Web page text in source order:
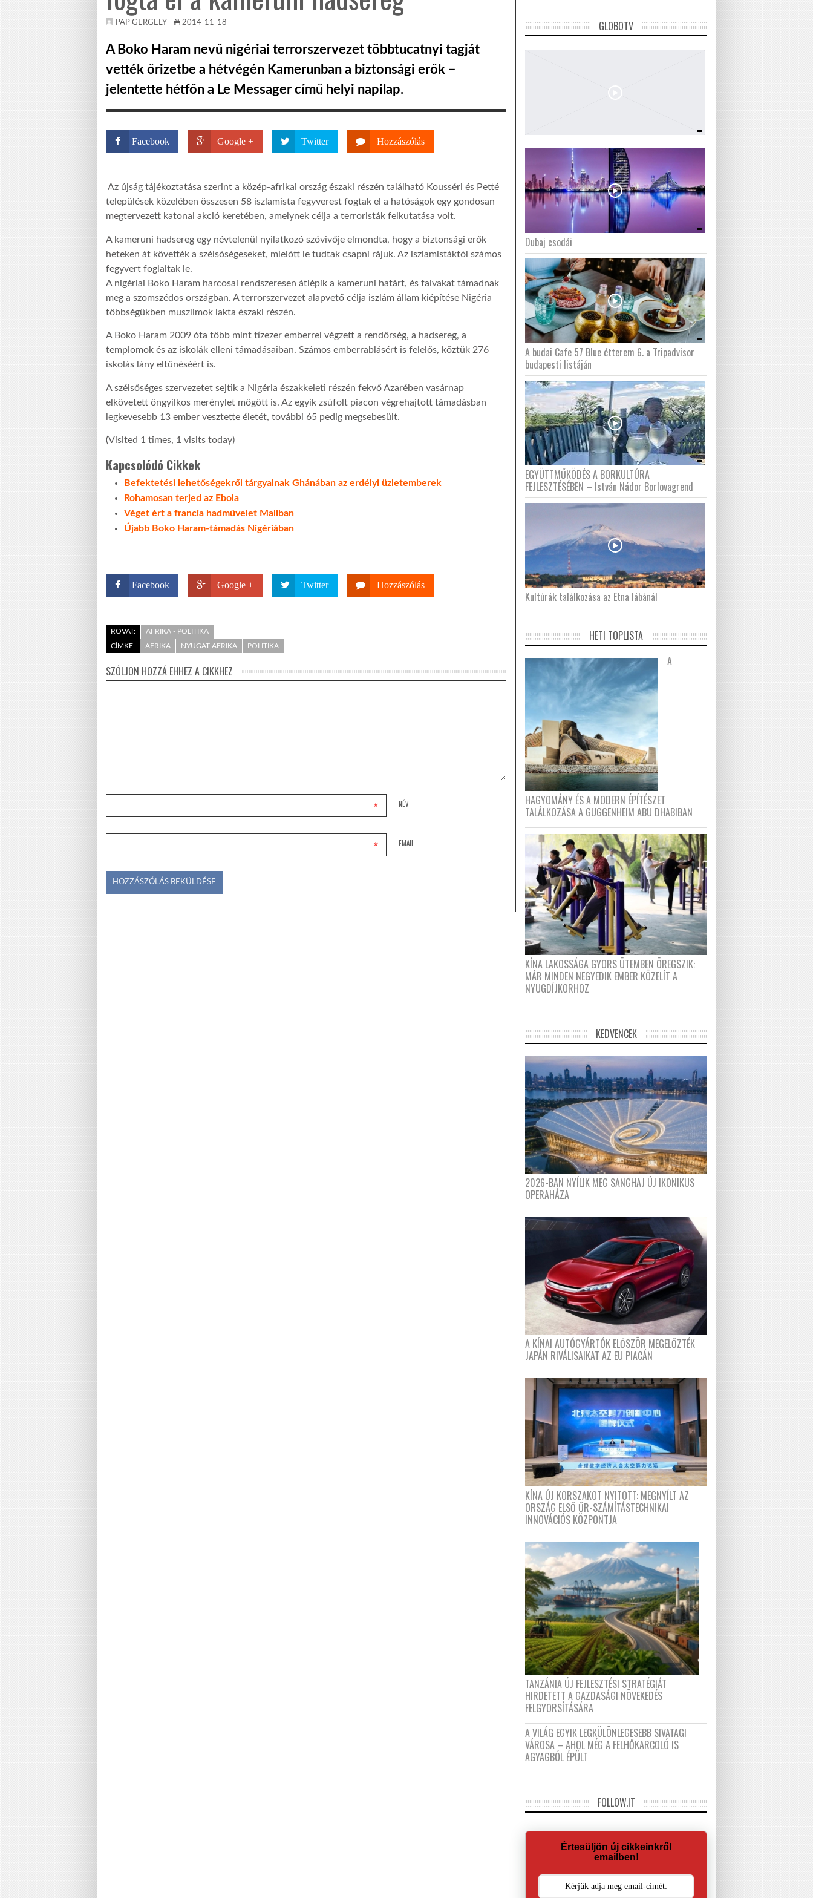
PAP GERGELY 2014-11-18
A Boko Haram nevű nigériai terrorszervezet többtucatnyi tagját
vették őrizetbe a hétvégén Kamerunban a biztonsági erők –
jelentette hétfőn a Le Messager című helyi napilap.
Facebook Google + Twitter Hozzászólás
Az újság tájékoztatása szerint a közép-afrikai ország északi részén található Kousséri és Petté
települések közelében összesen 58 iszlamista fegyverest fogtak el a hatóságok egy gondosan
megtervezett katonai akció keretében, amelynek célja a terroristák felkutatása volt.
A kameruni hadsereg egy névtelenül nyilatkozó szóvivője elmondta, hogy a biztonsági erők
heteken át követték a szélsőségeseket, mielőtt le tudtak csapni rájuk. Az iszlamistáktól számos
fegyvert foglaltak le.
A nigériai Boko Haram harcosai rendszeresen átlépik a kameruni határt, és falvakat támadnak
meg a szomszédos országban. A terrorszervezet alapvető célja iszlám állam kiépítése Nigéria
többségükben muszlimok lakta északi részén.
A Boko Haram 2009 óta több mint tízezer emberrel végzett a rendőrség, a hadsereg, a
templomok és az iskolák elleni támadásaiban. Számos emberrablásért is felelős, köztük 276
iskolás lány eltűnéséért is.
A szélsőséges szervezetet sejtik a Nigéria északkeleti részén fekvő Azarében vasárnap
elkövetett öngyilkos merénylet mögött is. Az egyik zsúfolt piacon végrehajtott támadásban
legkevesebb 13 ember vesztette életét, további 65 pedig megsebesült.
(Visited 1 times, 1 visits today)
Kapcsolódó Cikkek
Befektetési lehetőségekről tárgyalnak Ghánában az erdélyi üzletemberek
Rohamosan terjed az Ebola
Véget ért a francia hadművelet Maliban
Újabb Boko Haram-támadás Nigériában
Facebook Google + Twitter Hozzászólás
ROVAT:
AFRIKA - POLITIKA
CÍMKE:
AFRIKA NYUGAT-AFRIKA POLITIKA
SZÓLJON HOZZÁ EHHEZ A CIKKHEZ
NÉV
*
EMAIL
*
GLOBOTV
Dubaj csodái
A budai Cafe 57 Blue étterem 6. a Tripadvisor
budapesti listáján
EGYÜTTMŰKÖDÉS A BORKULTÚRA
FEJLESZTÉSÉBEN – István Nádor Borlovagrend
Kultúrák találkozása az Etna lábánál
HETI TOPLISTA
A
HAGYOMÁNY ÉS A MODERN ÉPÍTÉSZET
TALÁLKOZÁSA A GUGGENHEIM ABU DHABIBAN
KÍNA LAKOSSÁGA GYORS ÜTEMBEN ÖREGSZIK:
MÁR MINDEN NEGYEDIK EMBER KÖZELÍT A
NYUGDÍJKORHOZ
KEDVENCEK
2026-BAN NYÍLIK MEG SANGHAJ ÚJ IKONIKUS
OPERAHÁZA
A KÍNAI AUTÓGYÁRTÓK ELŐSZÖR MEGELŐZTÉK
JAPÁN RIVÁLISAIKAT AZ EU PIACÁN
KÍNA ÚJ KORSZAKOT NYITOTT: MEGNYÍLT AZ
ORSZÁG ELSŐ ŰR-SZÁMÍTÁSTECHNIKAI
INNOVÁCIÓS KÖZPONTJA
TANZÁNIA ÚJ FEJLESZTÉSI STRATÉGIÁT
HIRDETETT A GAZDASÁGI NÖVEKEDÉS
FELGYORSÍTÁSÁRA
A VILÁG EGYIK LEGKÜLÖNLEGESEBB SIVATAGI
VÁROSA – AHOL MÉG A FELHŐKARCOLÓ IS
AGYAGBÓL ÉPÜLT
FOLLOW.IT
Értesüljön új cikkeinkről
emailben!